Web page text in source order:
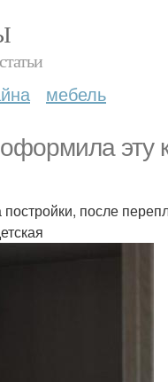
мебель
эту
после